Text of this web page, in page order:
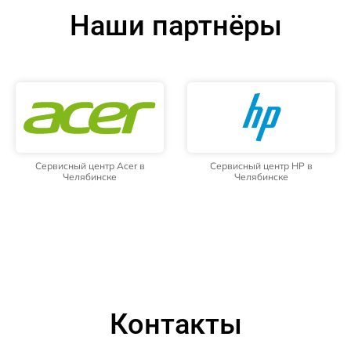
Наши партнёры
Сервисный центр Acer в
Челябинске
Сервисный центр HP в
Челябинске
Контакты